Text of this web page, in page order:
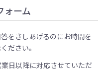
ォーム
をさしあげるのにお時間を
ださい。
日以降に対応させていただ